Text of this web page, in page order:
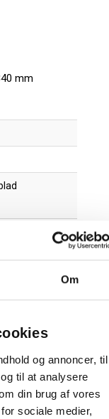
Om
og annoncer, til
til at analysere
din brug af vores
sociale medier,
mm